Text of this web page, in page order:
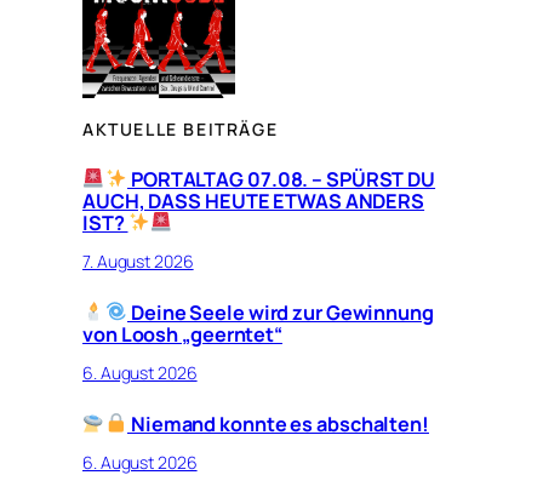
AKTUELLE BEITRÄGE
PORTALTAG 07.08. – SPÜRST DU
AUCH, DASS HEUTE ETWAS ANDERS
IST?
7. August 2026
Deine Seele wird zur Gewinnung
von Loosh „geerntet“
6. August 2026
Niemand konnte es abschalten!
6. August 2026